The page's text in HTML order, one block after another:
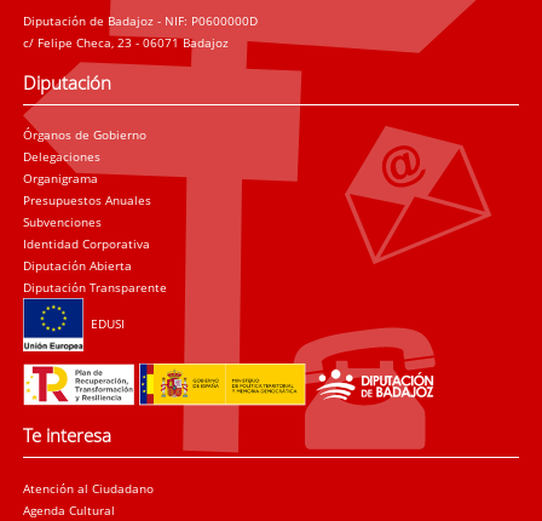
Diputación de Badajoz - NIF: P0600000D
c/ Felipe Checa, 23 - 06071 Badajoz
Diputación
Órganos de Gobierno
Delegaciones
Organigrama
Presupuestos Anuales
Subvenciones
Identidad Corporativa
Diputación Abierta
Diputación Transparente
EDUSI
Te interesa
Atención al Ciudadano
Agenda Cultural